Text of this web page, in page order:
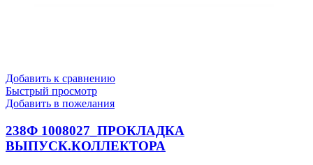
Добавить к сравнению
Быстрый просмотр
Добавить в пожелания
238Ф 1008027_ПРОКЛАДКА
ВЫПУСК.КОЛЛЕКТОРА